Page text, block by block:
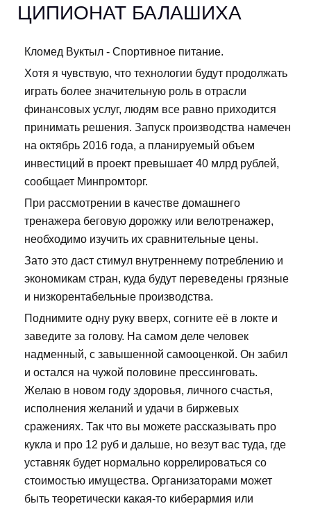
ЦИПИОНАТ БАЛАШИХА
Кломед Вуктыл - Спортивное питание.
Хотя я чувствую, что технологии будут продолжать
играть более значительную роль в отрасли
финансовых услуг, людям все равно приходится
принимать решения. Запуск производства намечен
на октябрь 2016 года, а планируемый объем
инвестиций в проект превышает 40 млрд рублей,
сообщает Минпромторг.
При рассмотрении в качестве домашнего
тренажера беговую дорожку или велотренажер,
необходимо изучить их сравнительные цены.
Зато это даст стимул внутреннему потреблению и
экономикам стран, куда будут переведены грязные
и низкорентабельные производства.
Поднимите одну руку вверх, согните её в локте и
заведите за голову. На самом деле человек
надменный, с завышенной самооценкой. Он забил
и остался на чужой половине прессинговать.
Желаю в новом году здоровья, личного счастья,
исполнения желаний и удачи в биржевых
сражениях. Так что вы можете рассказывать про
кукла и про 12 руб и дальше, но везут вас туда, где
уставняк будет нормально коррелироваться со
стоимостью имущества. Организаторами может
быть теоретически какая-то киберармия или